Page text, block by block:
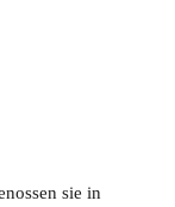
sie in